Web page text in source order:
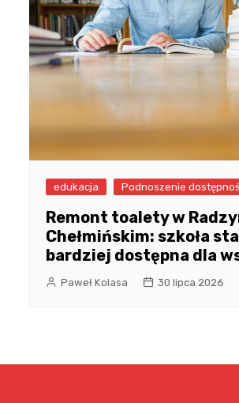
edukacja Podnoszenie
Remont toalety w
Chełmińskim: szkoła
bardziej dostępna dla
Paweł Kolasa 30 lipca 2026